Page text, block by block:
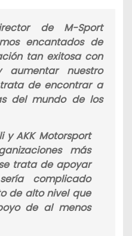
de M-Sport
encantados de
tan exitosa con
aumentar nuestro
de encontrar a
del mundo de los
y AKK Motorsport
más
trata de apoyar
complicado
de alto nivel que
de al menos